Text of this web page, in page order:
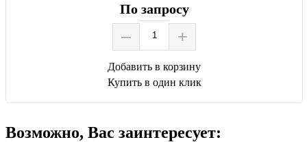
По запросу
– +
Добавить в корзину
Купить в один клик
Возможно, Вас заинтересует: